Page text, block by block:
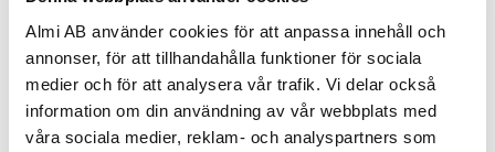
Almi AB använder cookies för att anpassa innehåll och
annonser, för att tillhandahålla funktioner för sociala
medier och för att analysera vår trafik. Vi delar också
information om din användning av vår webbplats med
våra sociala medier, reklam- och analyspartners som